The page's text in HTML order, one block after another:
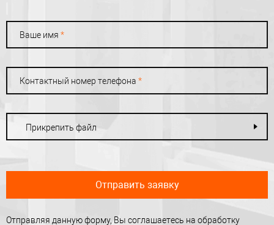
Ваше имя *
Контактный номер телефона *
Прикрепить файл
Отправить заявку
Отправляя данную форму, Вы соглашаетесь на обработку